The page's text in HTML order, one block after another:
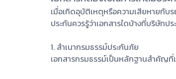
เมื่อเกิดอุบัติเหตุหรือความเสียหายกับ
ประกันควรรู้ว่าเอกสารใดบ้างที่บริษัท
1. สำเนากรมธรรม์ประกันภัย
เอกสารกรมธรรม์เป็นหลักฐานสำคัญที่